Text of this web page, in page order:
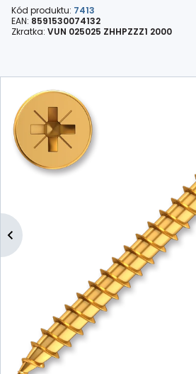
Kód produktu: 7413
EAN: 8591530074132
Zkratka: VUN 025025 ZHHPZZZ1 2000